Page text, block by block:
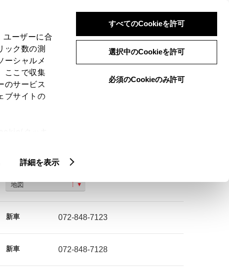
ーザーに合
ック数の測
ーシャルメ
ここで収集
のサービス
ブサイトの
詳細を表示
すべてのCookieを許可
選択中のCookieを許可
必須のCookieのみ許可
ログイン 検索 メニュー
ご購入相談
枚方市田口４−１−５
地図
新車 072-848-7123
新車 072-848-7128